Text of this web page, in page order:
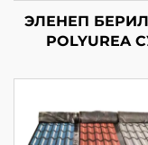
ЭЛЕНЕП
POLYUREA
КОЧОРОК